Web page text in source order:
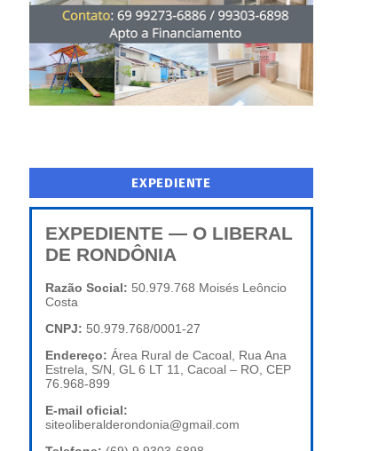
EXPEDIENTE
EXPEDIENTE — O LIBERAL
DE RONDÔNIA
Razão Social: 50.979.768 Moisés Leôncio
Costa
CNPJ: 50.979.768/0001-27
Endereço: Área Rural de Cacoal, Rua Ana
Estrela, S/N, GL 6 LT 11, Cacoal – RO, CEP
76.968-899
E-mail oficial:
siteoliberalderondonia@gmail.com